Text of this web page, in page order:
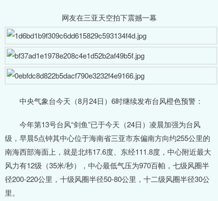
网友在三亚天空拍下震撼一幕
中央气象台今天（8月24日）6时继续发布台风橙色预警：
今年第13号台风“剑鱼”已于今天（24日）凌晨加强为台风
级，早晨5点钟其中心位于海南省三亚市东偏南方向约255公里的
南海西部海面上，就是北纬17.6度、东经111.8度，中心附近最大
风力有12级（35米/秒），中心最低气压为970百帕，七级风圈半
径200-220公里，十级风圈半径50-80公里，十二级风圈半径30公
里。